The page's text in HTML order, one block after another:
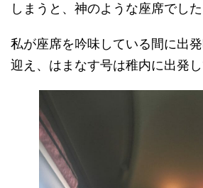
しまうと、神のような座席でした
私が座席を吟味している間に出
迎え、はまなす号は稚内に出発し